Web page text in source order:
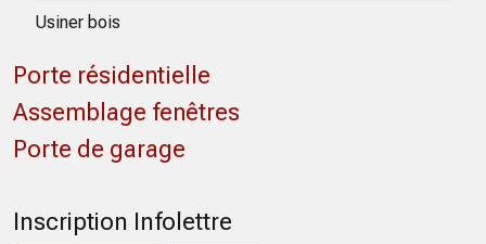
Usiner bois
Porte résidentielle
Assemblage fenêtres
Porte de garage
Inscription Infolettre